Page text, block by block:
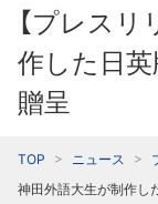
【プレス
作した日
贈呈
TOP ニュース
神田外語大生が制作し